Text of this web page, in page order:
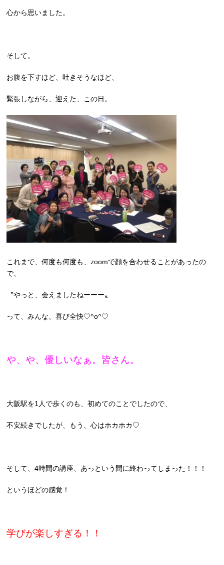
心から思いました。
そして。
お腹を下すほど、吐きそうなほど、
緊張しながら、迎えた、この日。
これまで、何度も何度も、zoomで顔を合わせることがあったの
で、
〝やっと、会えましたねーーー〟
って、みんな、喜び全快♡^o^♡
や、や、優しいなぁ。皆さん。
大阪駅を1人で歩くのも、初めてのことでしたので、
不安続きでしたが、もう、心はホカホカ♡
そして、4時間の講座、あっという間に終わってしまった！！！
というほどの感覚！
学びが楽しすぎる！！